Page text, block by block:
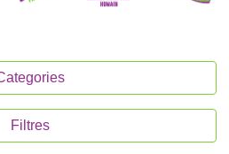
Filtres